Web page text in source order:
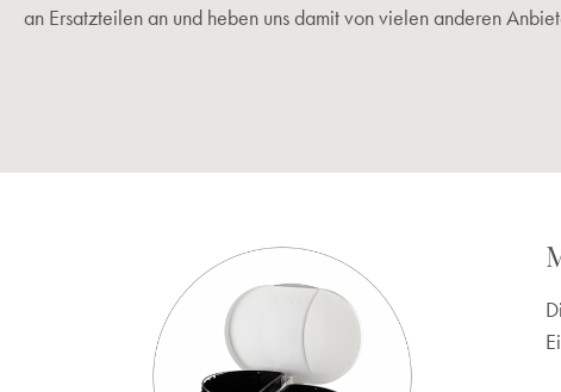
an Ersatzteilen an und heben uns damit von vielen anderen